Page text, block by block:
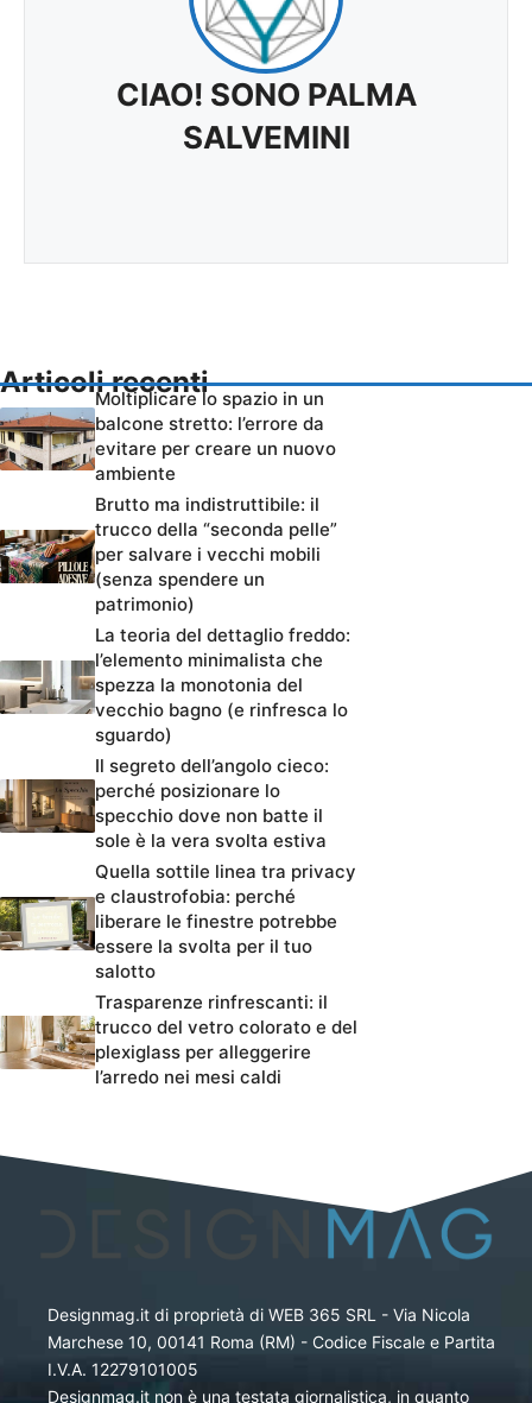
CIAO! SONO PALMA
SALVEMINI
Articoli recenti
Moltiplicare lo spazio in un
balcone stretto: l’errore da
evitare per creare un nuovo
ambiente
Brutto ma indistruttibile: il
trucco della “seconda pelle”
per salvare i vecchi mobili
(senza spendere un
patrimonio)
La teoria del dettaglio freddo:
l’elemento minimalista che
spezza la monotonia del
vecchio bagno (e rinfresca lo
sguardo)
Il segreto dell’angolo cieco:
perché posizionare lo
specchio dove non batte il
sole è la vera svolta estiva
Quella sottile linea tra privacy
e claustrofobia: perché
liberare le finestre potrebbe
essere la svolta per il tuo
salotto
Trasparenze rinfrescanti: il
trucco del vetro colorato e del
plexiglass per alleggerire
l’arredo nei mesi caldi
Designmag.it di proprietà di WEB 365 SRL - Via Nicola
Marchese 10, 00141 Roma (RM) - Codice Fiscale e Partita
I.V.A. 12279101005
Designmag.it non è una testata giornalistica, in quanto